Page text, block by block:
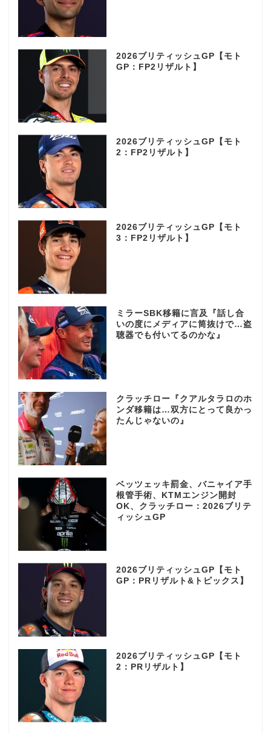
2026ブリティッシュGP【モト
GP：FP2リザルト】
2026ブリティッシュGP【モト
2：FP2リザルト】
2026ブリティッシュGP【モト
3：FP2リザルト】
ミラーSBK移籍に言及『話し合
いの度にメディアに筒抜けで…盗
聴器でも付いてるのかな』
クラッチロー『クアルタラロのホ
ンダ移籍は…双方にとって良かっ
たんじゃないの』
ベッツェッキ罰金、バニャイア手
根管手術、KTMエンジン開封
OK、クラッチロー：2026ブリテ
ィッシュGP
2026ブリティッシュGP【モト
GP：PRリザルト&トピックス】
2026ブリティッシュGP【モト
2：PRリザルト】